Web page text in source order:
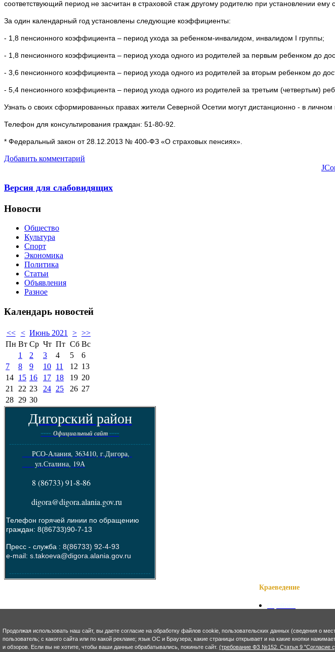
соответствующий период не засчитан в страховой стаж другому родителю при установлении
За один календарный год установлены следующие коэффициенты:
- 1,8 пенсионного коэффициента – период ухода за ребенком-инвалидом, инвалидом I группы;
- 1,8 пенсионного коэффициента – период ухода одного из родителей за первым ребенком до
- 3,6 пенсионного коэффициента – период ухода одного из родителей за вторым ребенком до
- 5,4 пенсионного коэффициента – период ухода одного из родителей за третьим (четвертым)
Узнать о своих сформированных правах жители Северной Осетии могут дистанционно - в
Телефон для консультирования граждан: 51-80-92.
* Федеральный закон от 28.12.2013 № 400-ФЗ «О страховых пенсиях».
Добавить комментарий
Версия для слабовидящих
Новости
Общество
Культура
Спорт
Экономика
Политика
Статьи
Объявления
Разное
Календарь новостей
<< < Июнь 2021 > >>
Пн Вт Ср Чт Пт Сб Вс
1
2 3 4 5
6
7
8 9 10 11 12 13
14 15 16 17 18 19 20
21
22 23 24 25 26 27
28 29 30
Дигорский район
---- Официальный сайт----
--------------------------------------------------------
РСО-Алания, 363410, г.Дигора,
ул.Сталина, 19А
8 (86733) 91-8-86
digora@digora.alania.gov.ru
Телефон горячей линии по обращению
граждан: 8(86733)90-7-13
Пресс - служба : 8(86733) 92-4-93
e-mail: s.takoeva@digora.alania.gov.ru
--------------------------------------------------------
Краеведение
Святые места
Фотогалерея
Продолжая использовать наш сайт, вы даете согласие на обработку файлов cookie, пользовательских данных (сведения о
пользователь; с какого сайта или по какой рекламе; язык ОС и Браузера; какие страницы открывает и на какие кнопки
и обзоров. Если вы не хотите, чтобы ваши данные обрабатывались, покиньте сайт. (требование ФЗ №152. Статья 9 "Согласие